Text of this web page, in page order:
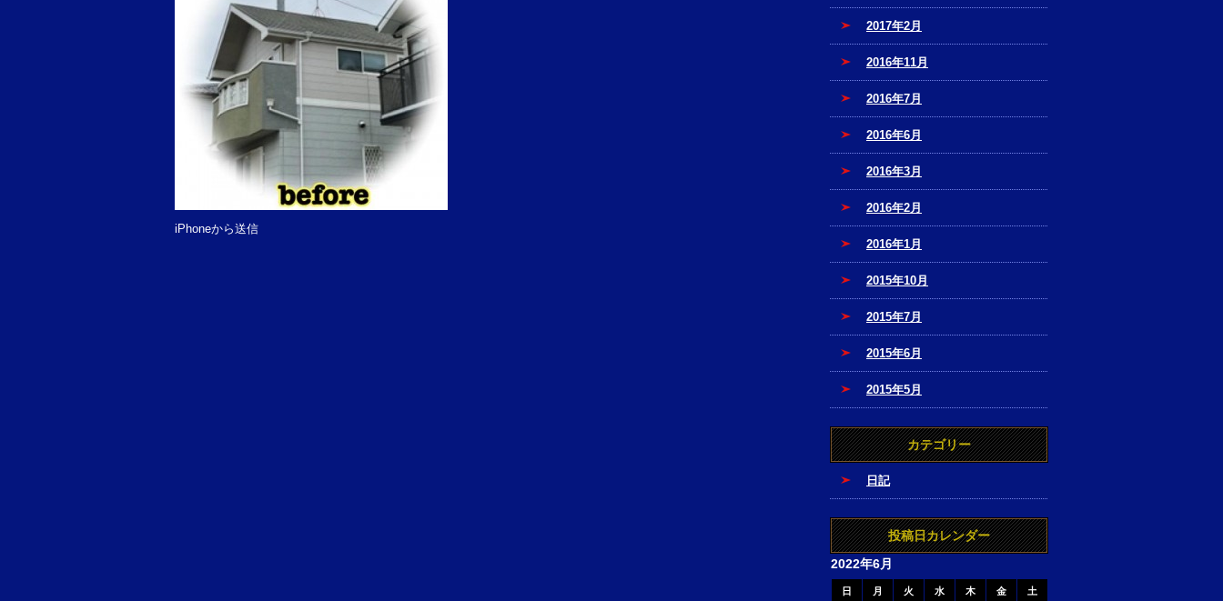
iPhoneから送信
2017年2月
2016年11月
2016年7月
2016年6月
2016年3月
2016年2月
2016年1月
2015年10月
2015年7月
2015年6月
2015年5月
カテゴリー
日記
投稿日カレンダー
2022年6月
日 月 火 水 木 金 土